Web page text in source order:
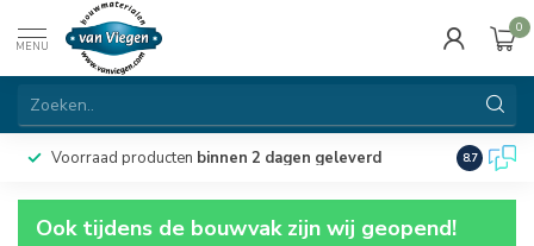
MENU
0
Voorraad producten binnen 2 dagen geleverd 8.7
Ook tijdens de bouwvak zijn wij geopend!